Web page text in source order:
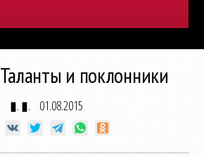
Таланты и поклонники
▮. ▮. 01.08.2015